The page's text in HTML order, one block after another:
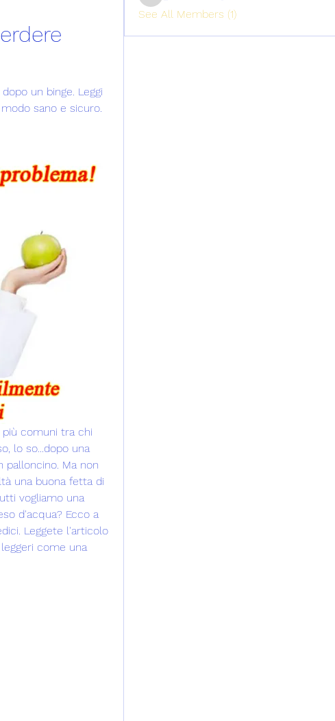
un binge. Leggi
sano e sicuro.
comuni tra chi
lo so...dopo una
palloncino. Ma non
una buona fetta di
vogliamo una
d'acqua? Ecco a
Leggete l'articolo
come una
See All Members (1)